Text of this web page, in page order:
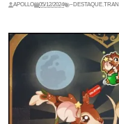
APOLLO 05/12/2024 ~DESTAQUE,